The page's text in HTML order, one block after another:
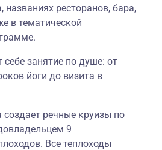
названиях ресторанов, бара,
в тематической
занятие по душе: от
йоги до визита в
речные круизы по
9
Все теплоходы